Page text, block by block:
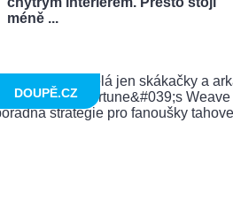
méně ...
DOUPĚ.CZ